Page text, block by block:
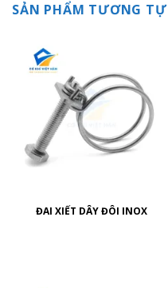
SẢN PHẨM TƯƠNG TỰ
ĐAI XIẾT DÂY ĐÔI INOX